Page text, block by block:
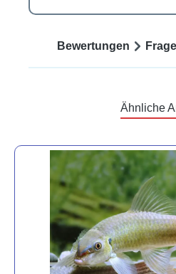
Bewertungen
Ähnliche